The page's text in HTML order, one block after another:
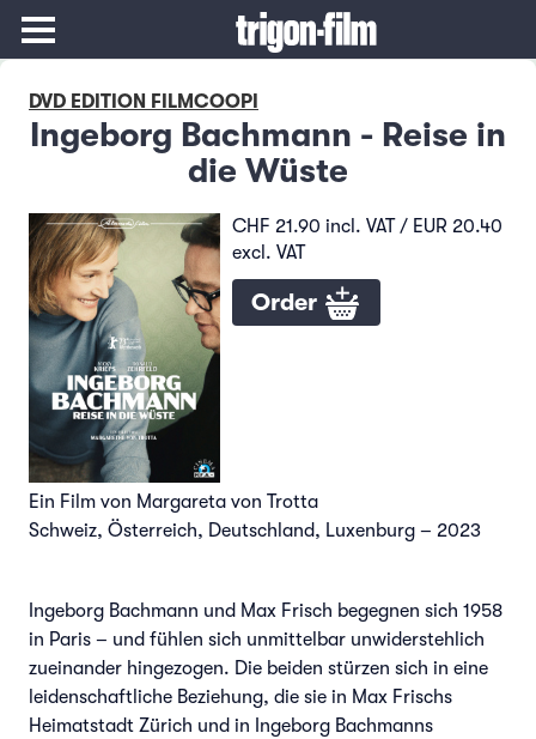
DVD EDITION FILMCOOPI
Ingeborg Bachmann - Reise in
die Wüste
CHF 21.90 incl. VAT / EUR 20.40
excl. VAT
Order
Ein Film von Margareta von Trotta
Schweiz, Österreich, Deutschland, Luxenburg – 2023
Ingeborg Bachmann und Max Frisch begegnen sich 1958
in Paris – und fühlen sich unmittelbar unwiderstehlich
zueinander hingezogen. Die beiden stürzen sich in eine
leidenschaftliche Beziehung, die sie in Max Frischs
Heimatstadt Zürich und in Ingeborg Bachmanns